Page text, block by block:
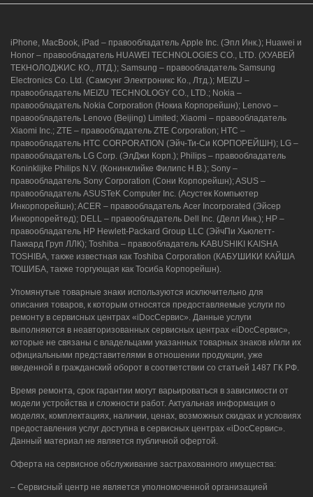
iPhone, MacBook, iPad – правообладатель Apple Inc. (Эпл Инк.); Huawei и
Honor – правообладатель HUAWEI TECHNOLOGIES CO., LTD. (ХУАВЕЙ
ТЕКНОЛОДЖИС КО., ЛТД.); Samsung – правообладатель Samsung
Electronics Co. Ltd. (Самсунг Электроникс Ко., Лтд.); MEIZU –
правообладатель MEIZU TECHNOLOGY CO., LTD.; Nokia –
правообладатель Nokia Corporation (Нокиа Корпорейшн); Lenovo –
правообладатель Lenovo (Beijing) Limited; Xiaomi – правообладатель
Xiaomi Inc.; ZTE – правообладатель ZTE Corporation; HTC –
правообладатель HTC CORPORATION (Эйч-Ти-Си КОРПОРЕЙШН); LG –
правообладатель LG Corp. (ЭлДжи Корп.); Philips – правообладатель
Koninklijke Philips N.V. (Конинклийке Филипс Н.В.); Sony –
правообладатель Sony Corporation (Сони Корпорейшн); ASUS –
правообладатель ASUSTeK Computer Inc. (Асустек Компьютер
Инкорпорейшн); ACER – правообладатель Acer Incorporated (Эйсер
Инкорпорейтед); DELL – правообладатель Dell Inc. (Делл Инк.); HP –
правообладатель HP Hewlett-Packard Group LLC (ЭйчПи Хьюлетт-
Паккард Груп ЛЛК); Toshiba – правообладатель KABUSHIKI KAISHA
TOSHIBA, также известная как Toshiba Corporation (КАБУШИКИ КАЙША
ТОШИБА, также торгующая как Тосиба Корпорейшн).
Упомянутые товарные знаки используются исключительно для
описания товаров, к которым относятся предоставляемые услуги по
ремонту в сервисных центрах «iDocСервис». Данные услуги
выполняются в неавторизованных сервисных центрах «iDocСервис»,
которые не связаны с владельцами указанных товарных знаков и/или их
официальными представителями в отношении продукции, уже
введенной в гражданский оборот в соответствии со статьей 1487 ГК РФ.
Время ремонта, срок гарантии могут варьироваться в зависимости от
модели устройства и сложности работ. Актуальная информация о
моделях, комплектациях, наличии, ценах, возможных скидках и условиях
предоставления услуг доступна в сервисных центрах «iDocСервис».
Данный материал не является публичной офертой.
Оферта на сервисное обслуживание застрахованного имущества:
– Сервисный центр не является уполномоченной организацией